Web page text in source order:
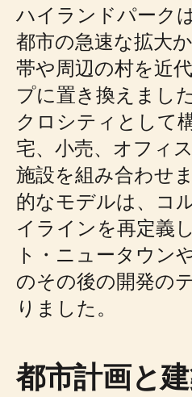
ハイランドパーク
都市の急速な拡大
帯や周辺の村を近
プに置き換えまし
クロシティとして
宅、小売、オフィ
施設を組み合わせ
的なモデルは、コ
イラインを再定義
ト・ニュータウン
のその後の開発の
りました。
都市計画と